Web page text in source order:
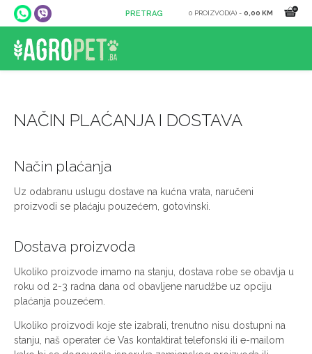
0 PROIZVOD(A) - 0,00 KM
NAČIN PLAĆANJA I DOSTAVA
Način plaćanja
Uz odabranu uslugu dostave na kućna vrata, naručeni
proizvodi se plaćaju pouzećem, gotovinski.
Dostava proizvoda
Ukoliko proizvode imamo na stanju, dostava robe se obavlja u
roku od 2-3 radna dana od obavljene narudžbe uz opciju
plaćanja pouzećem.
Ukoliko proizvodi koje ste izabrali, trenutno nisu dostupni na
stanju, naš operater će Vas kontaktirat telefonski ili e-mailom